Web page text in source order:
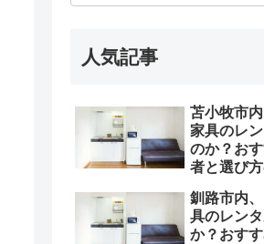
人気記事
苫小牧市
家具のレ
のか？お
者と選び
釧路市内
具のレン
か？おす